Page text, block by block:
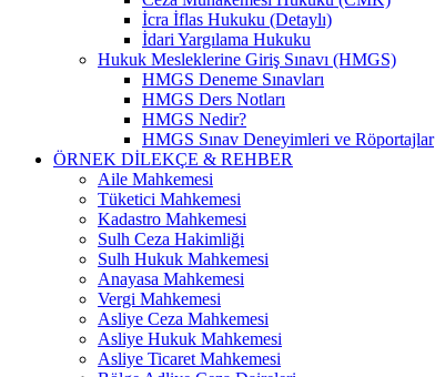
İcra İflas Hukuku (Detaylı)
İdari Yargılama Hukuku
Hukuk Mesleklerine Giriş Sınavı (HMGS)
HMGS Deneme Sınavları
HMGS Ders Notları
HMGS Nedir?
HMGS Sınav Deneyimleri ve Röportajlar
ÖRNEK DILEKÇE & REHBER
Aile Mahkemesi
Tüketici Mahkemesi
Kadastro Mahkemesi
Sulh Ceza Hakimliği
Sulh Hukuk Mahkemesi
Anayasa Mahkemesi
Vergi Mahkemesi
Asliye Ceza Mahkemesi
Asliye Hukuk Mahkemesi
Asliye Ticaret Mahkemesi